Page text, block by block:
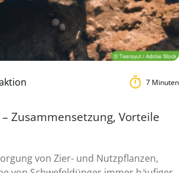
7 Minuten
Zusammensetzung, Vorteile
von Zier- und Nutzpflanzen,